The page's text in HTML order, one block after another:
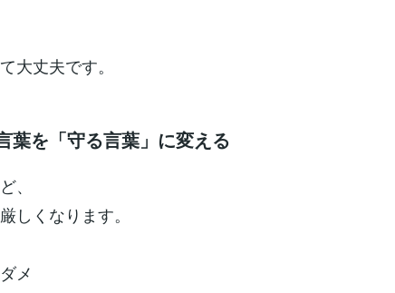
大丈夫です。
を「守る言葉」に変える
、
しくなります。
メ